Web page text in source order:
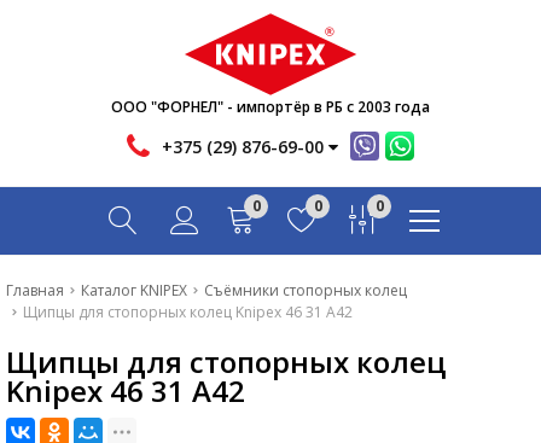
ООО "ФОРНЕЛ" - импортёр в РБ с 2003 года
+375 (29) 876-69-00
Каталог
Новости
0 0 0
Главная Каталог KNIPEX
Съёмники стопорных колец
Щипцы для стопорных колец Knipex 46 31 A42
Щипцы для стопорных колец
Knipex 46 31 A42
Новости
Акции
Инфо
Контакты
Вопрос-ответ